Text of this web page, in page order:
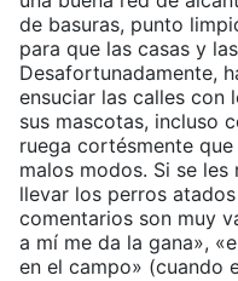
de basuras, punto
para que las casas y
Desafortunadamente,
ensuciar las calles con
sus mascotas, incluso
ruega cortésmente
malos modos. Si se
llevar los perros
comentarios son muy
a mí me da la gana»,
en el campo» (cuando